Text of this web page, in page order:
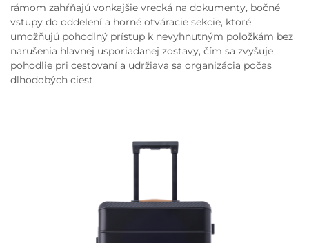
rámom zahŕňajú vonkajšie vrecká na dokumenty, bočné
vstupy do oddelení a horné otváracie sekcie, ktoré
umožňujú pohodlný prístup k nevyhnutným položkám bez
narušenia hlavnej usporiadanej zostavy, čím sa zvyšuje
pohodlie pri cestovaní a udržiava sa organizácia počas
dlhodobých ciest.